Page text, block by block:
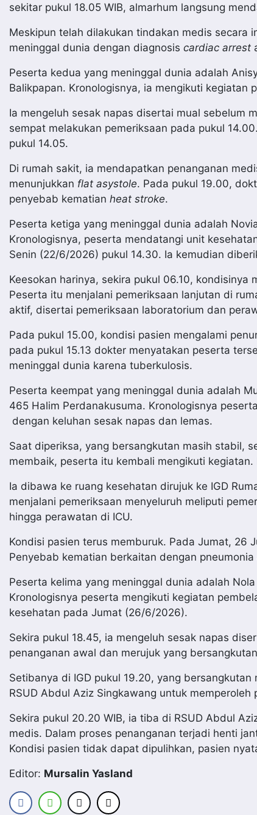
sekitar pukul 18.05 WIB, almarhum langsung
Meskipun telah dilakukan tindakan medis secara
meninggal dunia dengan diagnosis cardiac arrest
Peserta kedua yang meninggal dunia adalah
Balikpapan. Kronologisnya, ia mengikuti
Ia mengeluh sesak napas disertai mual sebelum
sempat melakukan pemeriksaan pada pukul
pukul 14.05.
Di rumah sakit, ia mendapatkan penanganan
menunjukkan flat asystole. Pada pukul 19.00,
penyebab kematian heat stroke.
Peserta ketiga yang meninggal dunia adalah
Kronologisnya, peserta mendatangi unit
Senin (22/6/2026) pukul 14.30. Ia kemudian
Keesokan harinya, sekira pukul 06.10,
Peserta itu menjalani pemeriksaan lanjutan di
aktif, disertai pemeriksaan laboratorium dan
Pada pukul 15.00, kondisi pasien mengalami
pada pukul 15.13 dokter menyatakan peserta
meninggal dunia karena tuberkulosis.
Peserta keempat yang meninggal dunia adalah
465 Halim Perdanakusuma. Kronologisnya
dengan keluhan sesak napas dan lemas.
Saat diperiksa, yang bersangkutan masih stabil,
membaik, peserta itu kembali mengikuti
Ia dibawa ke ruang kesehatan dirujuk ke IGD
menjalani pemeriksaan menyeluruh meliputi
hingga perawatan di ICU.
Kondisi pasien terus memburuk. Pada Jumat, 26
Penyebab kematian berkaitan dengan
Peserta kelima yang meninggal dunia adalah
Kronologisnya peserta mengikuti kegiatan
kesehatan pada Jumat (26/6/2026).
Sekira pukul 18.45, ia mengeluh sesak napas
penanganan awal dan merujuk yang
Setibanya di IGD pukul 19.20, yang
RSUD Abdul Aziz Singkawang untuk
Sekira pukul 20.20 WIB, ia tiba di RSUD Abdul
medis. Dalam proses penanganan terjadi henti
Kondisi pasien tidak dapat dipulihkan, pasien
Editor: Mursalin Yasland